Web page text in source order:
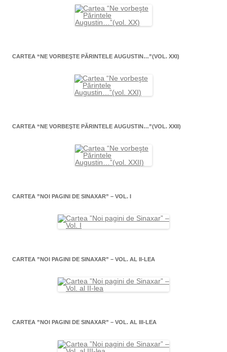
CARTEA “NE VORBEŞTE PĂRINTELE AUGUSTIN…”(VOL. XXI)
CARTEA “NE VORBEŞTE PĂRINTELE AUGUSTIN…”(VOL. XXII)
CARTEA ”NOI PAGINI DE SINAXAR” – VOL. I
CARTEA ”NOI PAGINI DE SINAXAR” – VOL. AL II-LEA
CARTEA ”NOI PAGINI DE SINAXAR” – VOL. AL III-LEA